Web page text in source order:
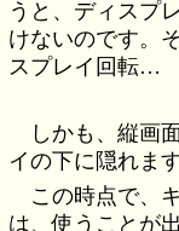
うと、ディスプ
けないのです。
スプレイ回転…
しかも、縦画
イの下に隠れます
この時点で、
は、使うことが